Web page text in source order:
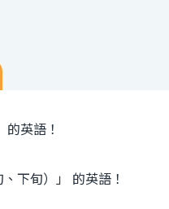
英語！
下旬）」 的英語！